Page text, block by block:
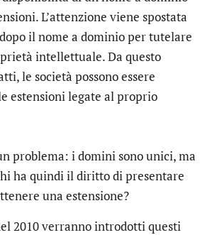
L’attenzione viene spostata
dopo il nome a dominio per tutelare
intellettuale. Da questo
le società possono essere
estensioni legate al proprio
problema: i domini sono unici, ma
ha quindi il diritto di presentare
una estensione?
2010 verranno introdotti questi